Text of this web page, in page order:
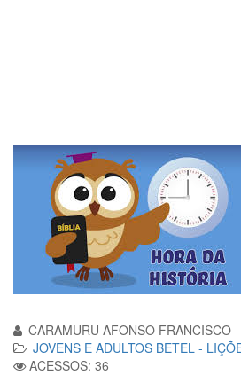
CARAMURU AFONSO FRANCISCO
JOVENS E ADULTOS BETEL -
ACESSOS: 36